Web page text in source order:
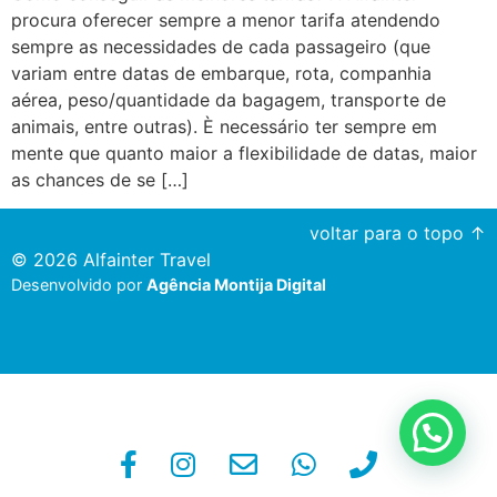
procura oferecer sempre a menor tarifa atendendo
sempre as necessidades de cada passageiro (que
variam entre datas de embarque, rota, companhia
aérea, peso/quantidade da bagagem, transporte de
animais, entre outras). È necessário ter sempre em
mente que quanto maior a flexibilidade de datas, maior
as chances de se […]
voltar para o topo ↑
© 2026 Alfainter Travel
Desenvolvido por Agência Montija Digital